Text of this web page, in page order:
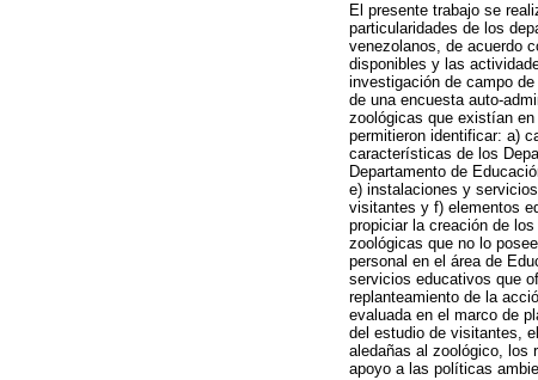
El presente trabajo se
particularidades de los
venezolanos, de acuerdo
disponibles y las
investigación de campo
de una encuesta auto-
zoológicas que existían
permitieron identificar: a)
características de los
Departamento de
e) instalaciones y
visitantes y f) elementos
propiciar la creación de
zoológicas que no lo
personal en el área de
servicios educativos que
replanteamiento de la
evaluada en el marco de
del estudio de visitantes,
aledañas al zoológico, los
apoyo a las políticas